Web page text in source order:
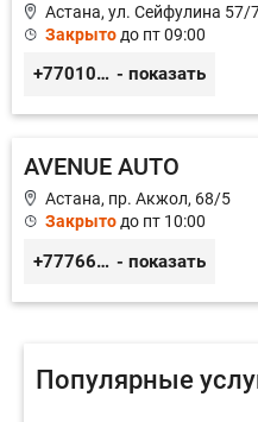
Астана, ул. Сейфулина 57/
Закрыто до пт 09:00
+77010626565 - показать
AVENUE AUTO
Астана, пр. Акжол, 68/5
Закрыто до пт 10:00
+77766857788 - показать
Популярные